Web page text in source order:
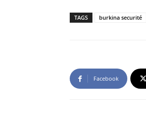
TAGS burkina securité
Facebook